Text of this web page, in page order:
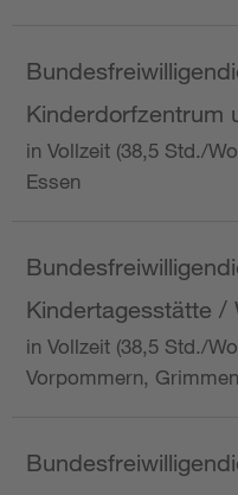
Kinderdorfzentrum
in Vollzeit (38,5 Std./
Essen
Kindertagesstätte /
in Vollzeit (38,5 Std./
Vorpommern, Grimmen